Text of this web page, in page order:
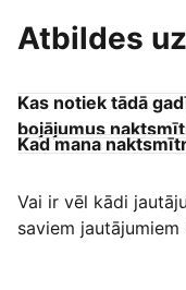
Atbildes
Kas notiek tādā
bojājumus
Kad mana
Vai ir vēl kādi
saviem jautājumiem